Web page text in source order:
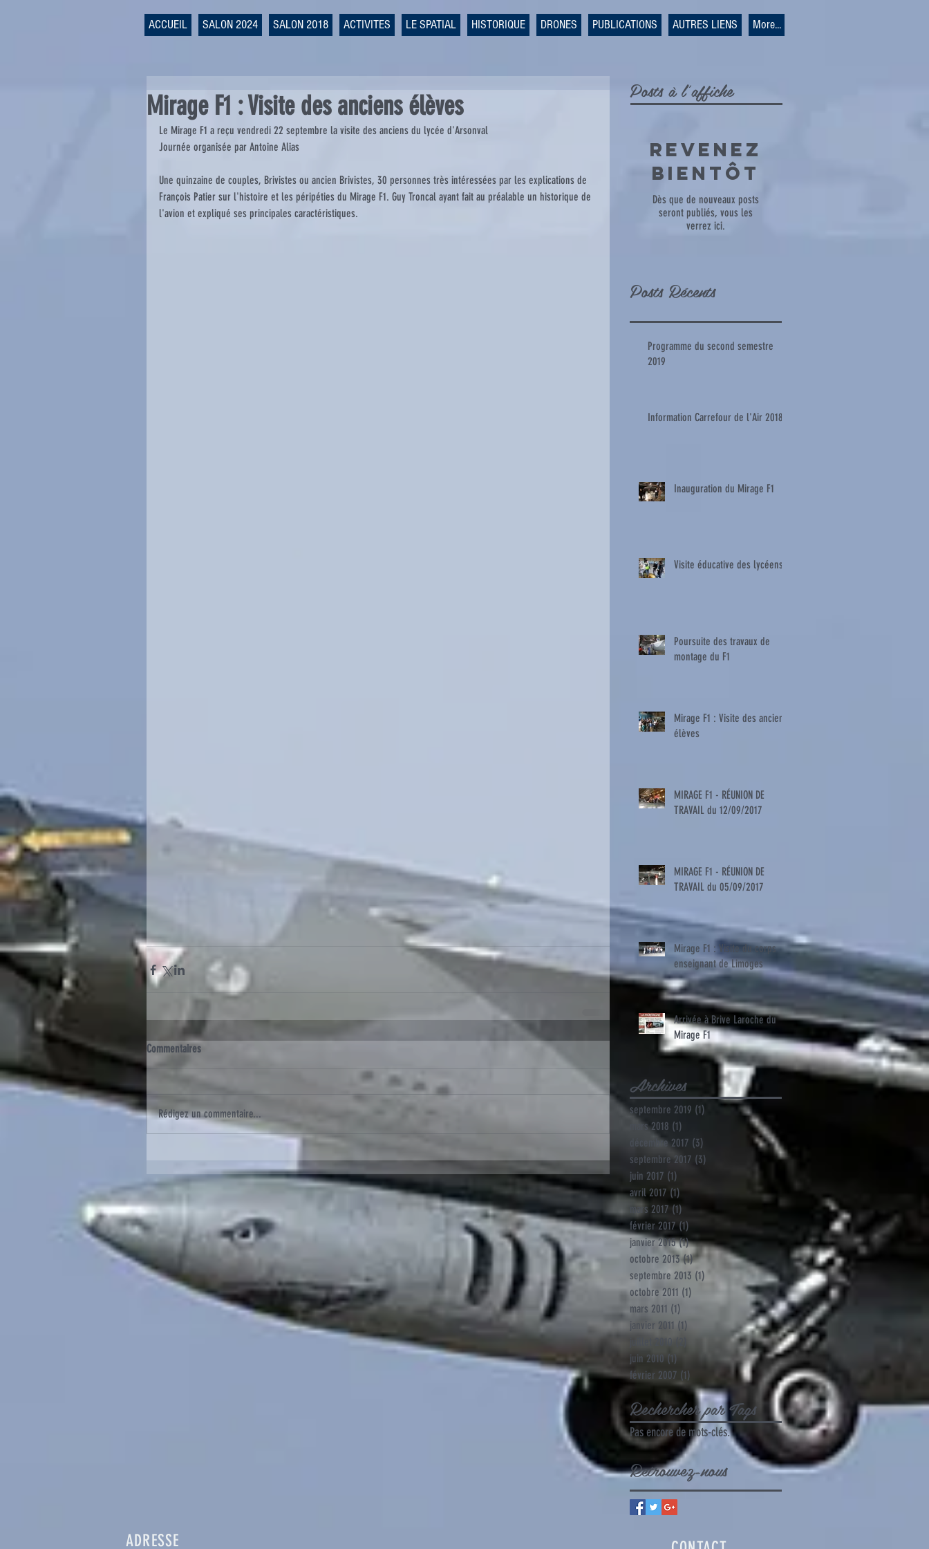
ACCUEIL SALON 2024 SALON 2018 ACTIVITES LE SPATIAL HISTORIQUE DRONES PUBLICATIONS AUTRES LIENS More...
Mirage F1 : Visite des anciens élèves
Le Mirage F1 a reçu vendredi 22 septembre la visite des anciens du lycée d'Arsonval
Journée organisée par Antoine Alias
Une quinzaine de couples, Brivistes ou ancien Brivistes, 30 personnes très intéressées par les explications de
François Patier sur l'histoire et les péripéties du Mirage F1. Guy Troncal ayant fait au préalable un historique de
l'avion et expliqué ses principales caractéristiques.
Commentaires
Rédigez un commentaire...
Posts à l'affiche
Revenez
bientôt
Dès que de nouveaux posts
seront publiés, vous les
verrez ici.
Posts Récents
Programme du second semestre
2019
Information Carrefour de l'Air 2018
Inauguration du Mirage F1
Visite éducative des lycéens
Poursuite des travaux de
montage du F1
Mirage F1 : Visite des anciens
élèves
MIRAGE F1 - RÉUNION DE
TRAVAIL du 12/09/2017
MIRAGE F1 - RÉUNION DE
TRAVAIL du 05/09/2017
Mirage F1 : Visite du corps
enseignant de Limoges
Arrivée à Brive Laroche du
Mirage F1
Archives
septembre 2019 (1) 1 post
mars 2018 (1)
décembre 2017 (3)
septembre 2017 (3)
juin 2017 (1)
avril 2017 (1)
mars 2017 (1) 1 post
février 2017 (1) 1 post
janvier 2015 (1)1 post
octobre 2013 (1)1 post
septembre 2013 (1) 1 post
octobre 2011 (1)
mars 2011 (1)
janvier 2011 (1)
juin 2010 (1)
février 2007 (1)
Rechercher par Tags
Pas encore de mots-clés.
Retrouvez-nous
ADRESSE